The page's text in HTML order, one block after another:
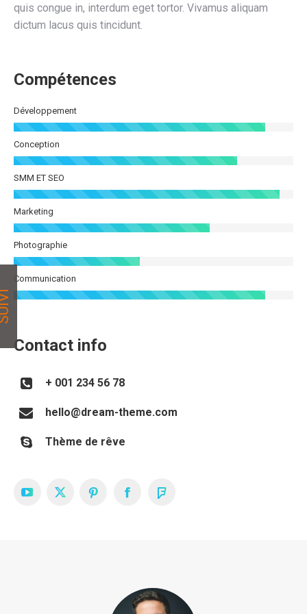
quis congue in, interdum eget tortor. Vivamus aliquam
dictum lacus quis tincidunt.
Compétences
Développement
Conception
SMM ET SEO
Marketing
Photographie
Communication
Contact info
+ 001 234 56 78
hello@dream-theme.com
Thème de rêve
YouTube
X PinterestFacebookFoursquare